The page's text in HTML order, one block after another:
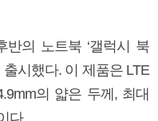
반의 노트북 ‘갤럭시 북
시했다. 이 제품은 LTE
의 얇은 두께, 최대
다.